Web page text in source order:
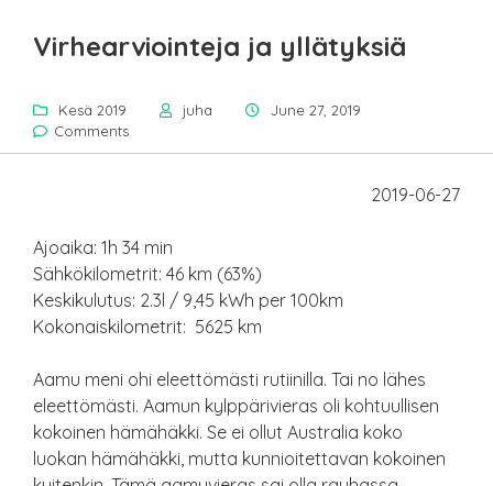
Virhearviointeja ja yllätyksiä
Kesä 2019 juha
June 27, 2019
Comments
2019-06-27
Ajoaika: 1h 34 min
Sähkökilometrit: 46 km (63%)
Keskikulutus: 2.3l / 9,45 kWh per 100km
Kokonaiskilometrit: 5625 km
Aamu meni ohi eleettömästi rutiinilla. Tai no lähes
eleettömästi. Aamun kylppärivieras oli kohtuullisen
kokoinen hämähäkki. Se ei ollut Australia koko
luokan hämähäkki, mutta kunnioitettavan kokoinen